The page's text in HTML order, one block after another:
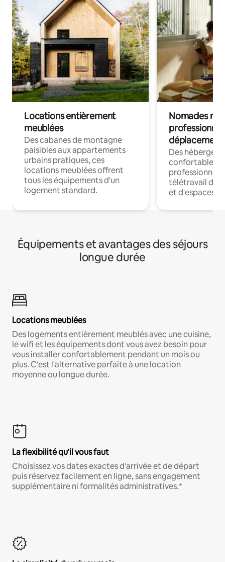
Locations entièrement
meublées
Des cabanes de montagne
paisibles aux appartements
urbains pratiques, ces
locations meublées offrent
tous les équipements d'un
logement standard.
Nomades
déplacement
Des
confortables
professionnels
télétravail
et d'espaces
Équipements et avantages des séjours
longue durée
Locations meublées
Des logements entièrement meublés avec une cuisine,
le wifi et les équipements dont vous avez besoin pour
vous installer confortablement pendant un mois ou
plus. C'est l'alternative parfaite à une location
moyenne ou longue durée.
La flexibilité qu'il vous faut
Choisissez vos dates exactes d'arrivée et de départ
puis réservez facilement en ligne, sans engagement
supplémentaire ni formalités administratives.*